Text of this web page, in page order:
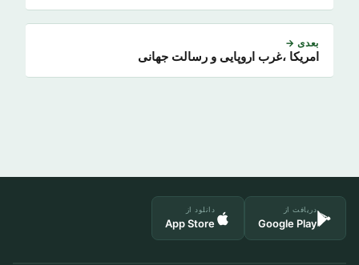
بعدی →
امریکا ،غرب اروپایی و رسالت جهانی
دریافت از
Google Play
دانلود از
App Store